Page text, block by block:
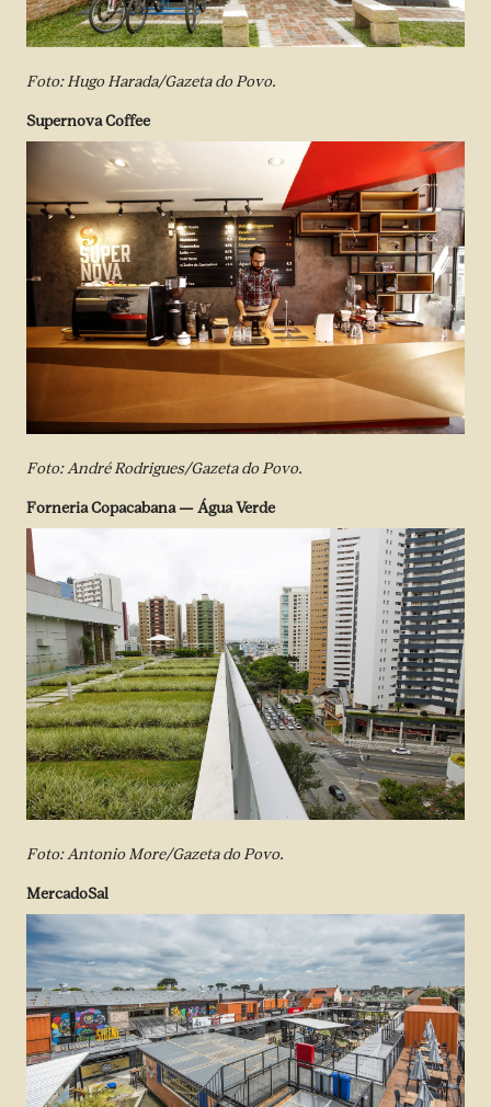
Foto: Hugo Harada/Gazeta do Povo.
Supernova Coffee
Foto: André Rodrigues/Gazeta do Povo.
Forneria Copacabana — Água Verde
Foto: Antonio More/Gazeta do Povo.
MercadoSal